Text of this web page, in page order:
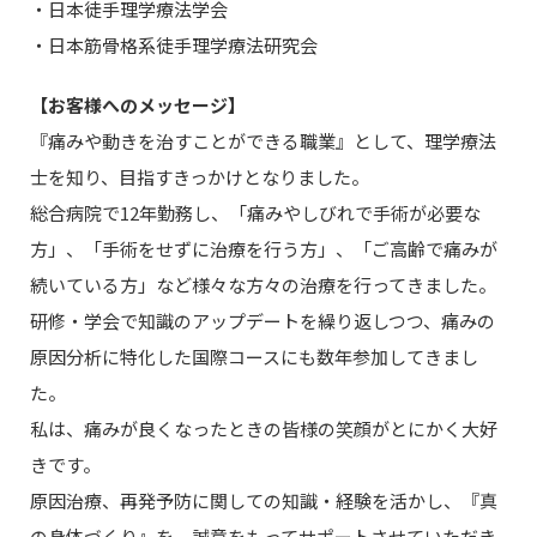
・日本徒手理学療法学会
・日本筋骨格系徒手理学療法研究会
【お客様へのメッセージ】
『痛みや動きを治すことができる職業』として、理学療法
士を知り、目指すきっかけとなりました。
総合病院で12年勤務し、「痛みやしびれで手術が必要な
方」、「手術をせずに治療を行う方」、「ご高齢で痛みが
続いている方」など様々な方々の治療を行ってきました。
研修・学会で知識のアップデートを繰り返しつつ、痛みの
原因分析に特化した国際コースにも数年参加してきまし
た。
私は、痛みが良くなったときの皆様の笑顔がとにかく大好
きです。
原因治療、再発予防に関しての知識・経験を活かし、『真